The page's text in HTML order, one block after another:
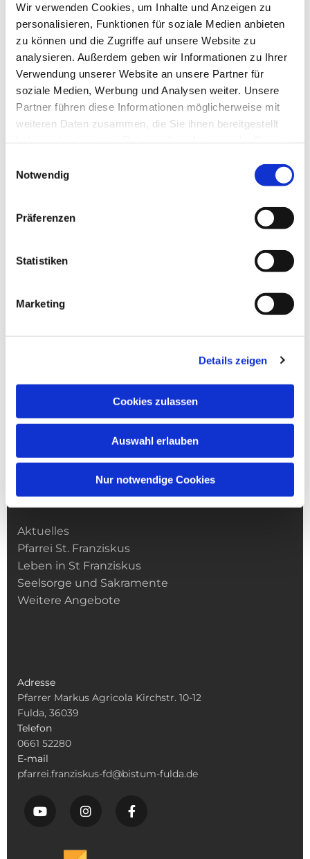
Wir verwenden Cookies, um Inhalte und Anzeigen zu
personalisieren, Funktionen für soziale Medien anbieten
zu können und die Zugriffe auf unsere Website zu
analysieren. Außerdem geben wir Informationen zu Ihrer
Verwendung unserer Website an unsere Partner für
soziale Medien, Werbung und Analysen weiter. Unsere
Partner führen diese Informationen möglicherweise mit
weiteren Daten zusammen, die Sie ihnen bereitgestellt
Notwendig
Präferenzen
Statistiken
Marketing
Details zeigen
Cookies zulassen
Auswahl erlauben
Nur notwendige Cookies
Dies könnte Sie auch
interessieren
Kirchengemeinde­­ St. Franziskus
Aktuelles
Pfarrei St. Franziskus
Leben in St Franziskus
Seelsorge und Sakramente
Weitere Angebote
Adresse
Pfarrer Markus Agricola Kirchstr. 10-12
Fulda, 36039
Telefon
0661 52280
E-mail
pfarrei.franziskus-fd@bistum-fulda.de